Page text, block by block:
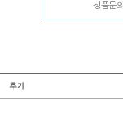
상품문의